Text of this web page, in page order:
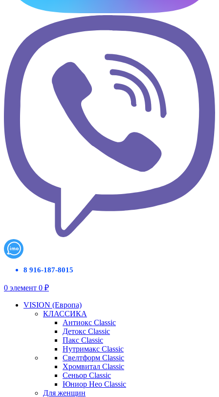
8 916-187-8015
0 элемент 0 ₽
VISION (Европа)
КЛАССИКА
Антиокс Classic
Детокс Classic
Пакс Classic
Нутримакс Classic
Свелтформ Classic
Хромвитал Classic
Сеньор Classic
Юниор Нео Classic
Для женщин